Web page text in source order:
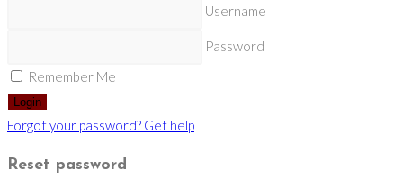
Username
Password
Remember Me
Login
Forgot your password? Get help
Reset password